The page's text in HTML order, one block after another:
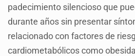
padecimiento silencioso que
durante años sin presentar
relacionado con factores de
cardiometabólicos como